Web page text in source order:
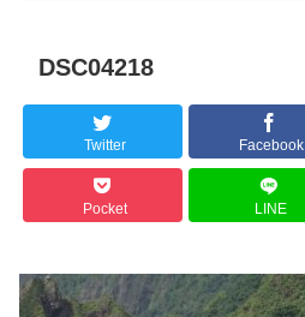
DSC04218
Twitter Facebook
Pocket LINE